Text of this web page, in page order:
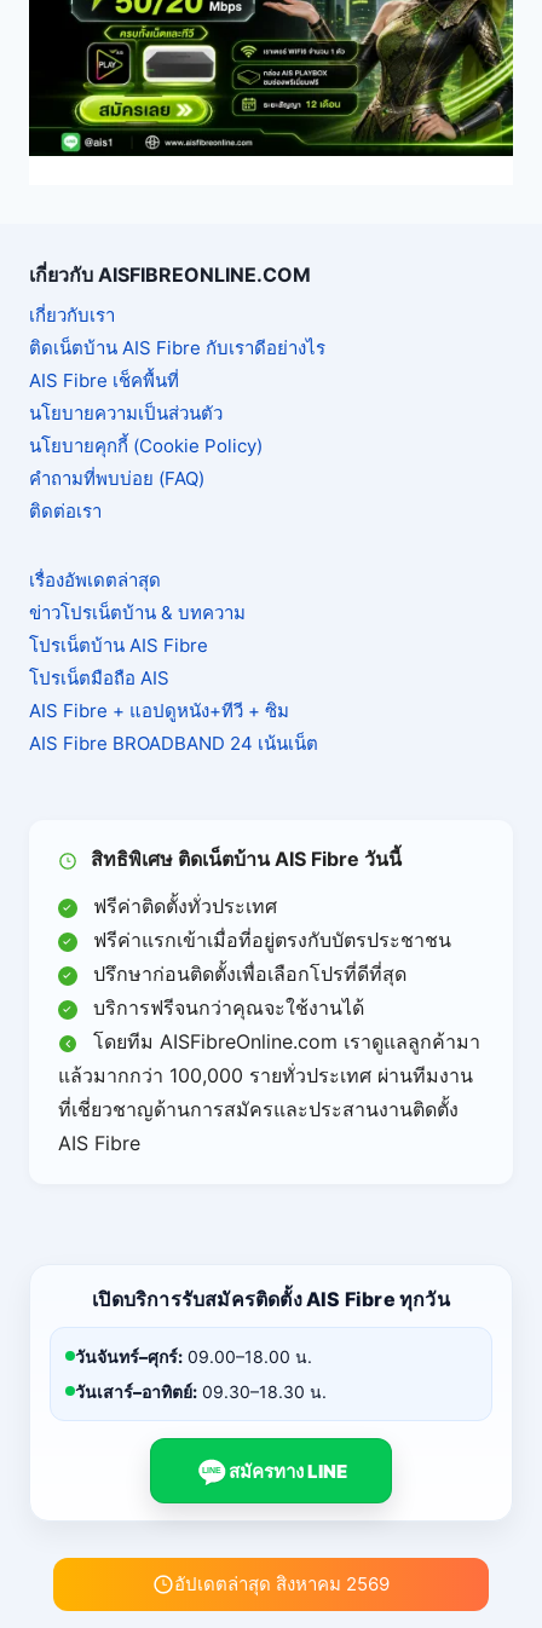
เกี่ยวกับ AISFIBREONLINE.COM
เกี่ยวกับเรา
ติดเน็ตบ้าน AIS Fibre กับเราดีอย่างไร
AIS Fibre เช็คพื้นที่
นโยบายความเป็นส่วนตัว
นโยบายคุกกี้ (Cookie Policy)
คำถามที่พบบ่อย (FAQ)
ติดต่อเรา
เรื่องอัพเดตล่าสุด
ข่าวโปรเน็ตบ้าน & บทความ
โปรเน็ตบ้าน AIS Fibre
โปรเน็ตมือถือ AIS
AIS Fibre + แอปดูหนัง+ทีวี + ซิม
AIS Fibre BROADBAND 24 เน้นเน็ต
สิทธิพิเศษ ติดเน็ตบ้าน AIS Fibre วันนี้
ฟรีค่าติดตั้งทั่วประเทศ
ฟรีค่าแรกเข้าเมื่อที่อยู่ตรงกับบัตรประชาชน
ปรึกษาก่อนติดตั้งเพื่อเลือกโปรที่ดีที่สุด
บริการฟรีจนกว่าคุณจะใช้งานได้
โดยทีม AISFibreOnline.com เราดูแลลูกค้ามา
แล้วมากกว่า 100,000 รายทั่วประเทศ ผ่านทีมงาน
ที่เชี่ยวชาญด้านการสมัครและประสานงานติดตั้ง
AIS Fibre
เปิดบริการรับสมัครติดตั้ง AIS Fibre ทุกวัน
วันจันทร์–ศุกร์: 09.00–18.00 น.
วันเสาร์–อาทิตย์: 09.30–18.30 น.
LINE สมัครทาง LINE
อัปเดตล่าสุด สิงหาคม 2569